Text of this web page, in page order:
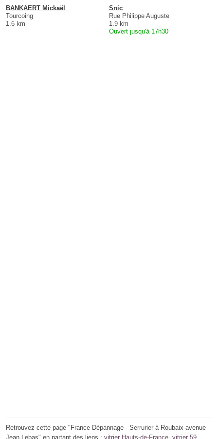
BANKAERT Mickaël
Tourcoing
1.6 km
Snic
Rue Philippe Auguste
1.9 km
Ouvert jusqu'à 17h30
Retrouvez cette page "France Dépannage - Serrurier à Roubaix avenue
Jean Lebas" en partant des liens : vitrier Hauts-de-France vitrier 59